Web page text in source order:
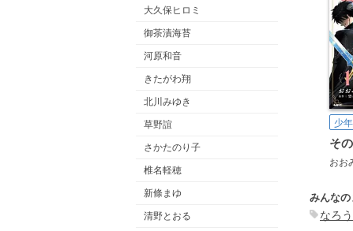
大久保ヒロミ
御茶漬海苔
河原和音
きたがわ翔
北川みゆき
草野誼
さかたのり子
椎名軽穂
新條まゆ
清野とおる
少
おお
みんな
なろ